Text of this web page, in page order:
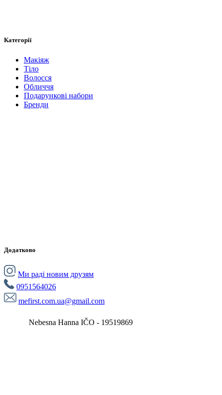
Категорії
Макіяж
Тіло
Волосся
Обличчя
Подарункові набори
Бренди
Додатково
Ми раді новим друзям
0951564026
mefirst.com.ua@gmail.com
Nebesna Hanna IČO - 19519869